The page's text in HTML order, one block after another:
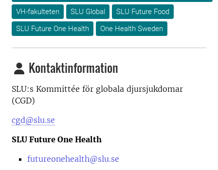
VH-fakulteten
SLU Global
SLU Future Food
SLU Future One Health
One Health Sweden
Kontaktinformation
SLU:s Kommittée för globala djursjukdomar
(CGD)
cgd@slu.se
SLU Future One Health
futureonehealth@slu.se